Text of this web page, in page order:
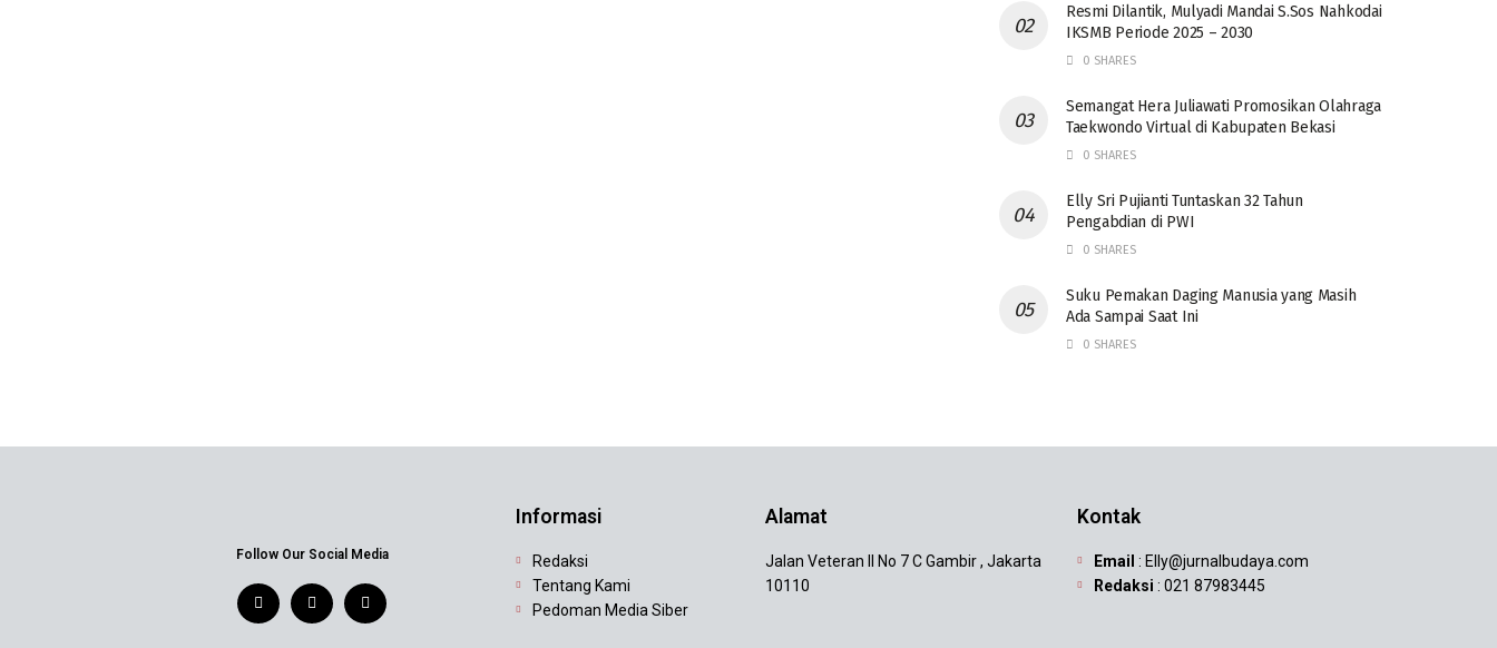
Resmi Dilantik, Mulyadi Mandai S.Sos Nahkodai
IKSMB Periode 2025 – 2030
0 SHARES
Semangat Hera Juliawati Promosikan Olahraga
Taekwondo Virtual di Kabupaten Bekasi
0 SHARES
Elly Sri Pujianti Tuntaskan 32 Tahun
Pengabdian di PWI
0 SHARES
‎Suku Pemakan Daging Manusia yang Masih
Ada Sampai Saat Ini
0 SHARES
Follow Our Social Media
Informasi
Redaksi
Tentang Kami
Pedoman Media Siber
Alamat
Jalan Veteran II No 7 C Gambir , Jakarta
10110
Kontak
Email : Elly@jurnalbudaya.com
Redaksi : 021 87983445